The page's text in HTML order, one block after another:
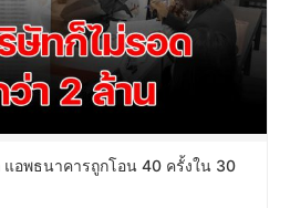
อพธนาคารถูกโอน 40 ครั้งใน 30